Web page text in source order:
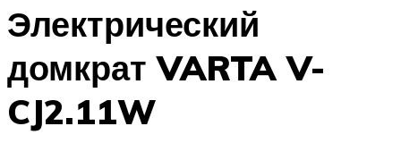
Электрический
домкрат VARTA V-
CJ2.11W